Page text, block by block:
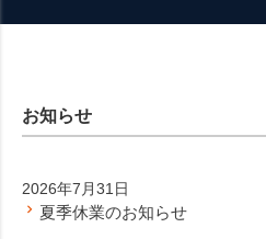
お知らせ
2026年7月31日
夏季休業のお知らせ